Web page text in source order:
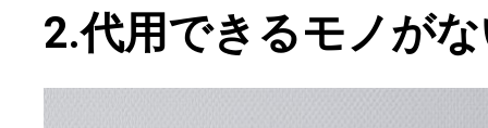
2.代用できるモノが